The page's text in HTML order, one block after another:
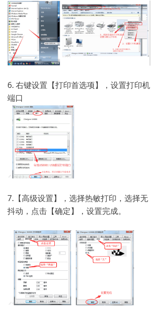
6. 右键设置【打印首选项】，设置打印机
端口
7.【高级设置】，选择热敏打印，选择无
抖动，点击【确定】，设置完成。